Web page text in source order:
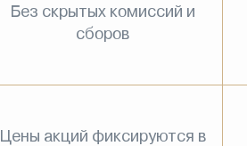
Без скрытых комиссий и
сборов
Цены акций фиксируются в